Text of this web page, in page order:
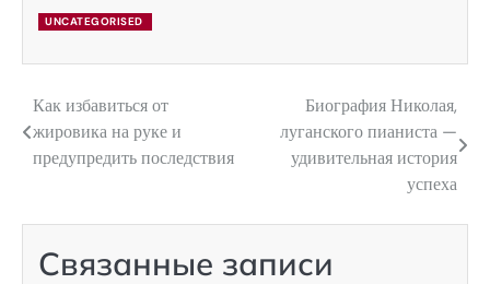
UNCATEGORISED
Навигация
по
Как избавиться от
жировика на руке и
предупредить последствия
Биография Николая,
луганского пианиста —
удивительная история
успеха
Связанные записи